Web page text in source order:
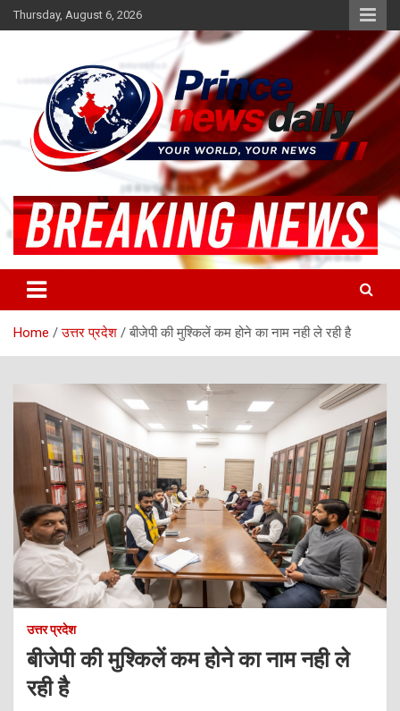
Skip
to
Thursday, August 6, 2026
Princenews Daily
Home उत्तर प्रदेश बीजेपी की मुश्किलें कम होने का नाम नही ले रही है
उत्तर प्रदेश
बीजेपी की मुश्किलें कम होने का नाम नही ले
रही है